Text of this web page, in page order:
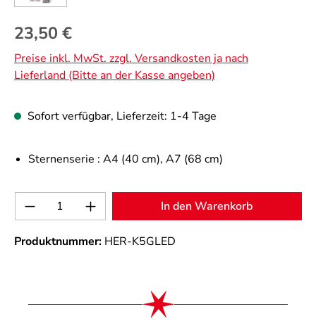
Regulärer Preis:
23,50 €
Preise inkl. MwSt. zzgl. Versandkosten ja nach
Lieferland (Bitte an der Kasse angeben)
Sofort verfügbar, Lieferzeit: 1-4 Tage
Sternenserie : A4 (40 cm), A7 (68 cm)
Produkt Anzahl: Gib den gewünschten
In den Warenkorb
Produktnummer: HER-K5GLED